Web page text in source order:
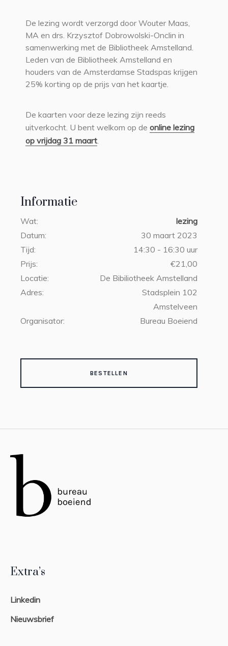
Informatie
Wat:
lezing
Datum:
30 maart 2023
Tijd:
14:30 - 16:30 uur
Prijs:
€21,00
Locatie:
De Bibiliotheek Amstelland
Adres:
Stadsplein 102
Amstelveen
Organisator:
Bureau Boeiend
BESTELLEN
De lezing wordt verzorgd door Wouter Maas,
MA en drs. Krzysztof Dobrowolski-Onclin in
samenwerking met de Bibliotheek Amstelland.
Leden van de Bibliotheek Amstelland en
houders van de Amsterdamse Stadspas krijgen
25% korting op de prijs van het kaartje.
De kaarten voor deze lezing zijn reeds
uitverkocht. U bent welkom op de online lezing
op vrijdag 31 maart.
Extra’s
Linkedin
Nieuwsbrief